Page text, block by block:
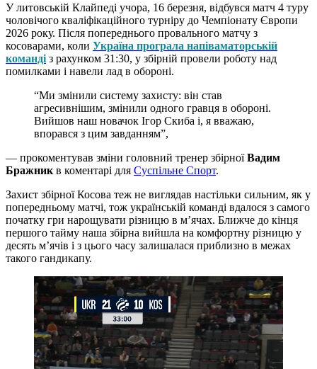
У литовській Клайпеді учора, 16 березня, відбувся матч 4 туру
чоловічого кваліфікаційного турніру до Чемпіонату Європи
2026 року. Після попереднього провального матчу з
косоварами, коли Україна програла напіваматорській
команді з рахунком 31:30, у збірній провели роботу над
помилками і навели лад в обороні.
“Ми змінили систему захисту: він став
агресивнішим, змінили одного гравця в обороні.
Вийшов наш новачок Ігор Скиба і, я вважаю,
впорався з цим завданням”,
— прокоментував зміни головний тренер збірноїВадим
Бражник в коментарі для Суспільне Спорт.
Захист збірної Косова теж не виглядав настільки сильним, як у
попередньому матчі, тож українській команді вдалося з самого
початку гри нарощувати різницю в м’ячах. Ближче до кінця
першого тайму наша збірна вийшла на комфортну різницю у
десять м’ячів і з цього часу залишалася приблизно в межах
такого гандикапу.